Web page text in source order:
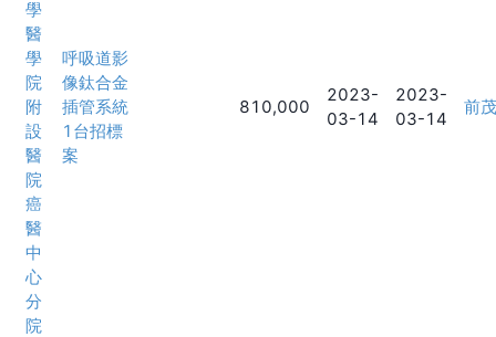
學
醫
學
院
附
設
醫
院
癌
醫
中
心
分
院
呼吸道影
像鈦合金
插管系統
1台招標
案
810,000
2023-
03-14
2023-
03-14
前